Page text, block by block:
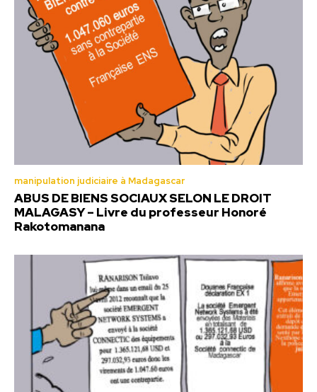
manipulation judiciaire à Madagascar
ABUS DE BIENS SOCIAUX SELON LE DROIT
MALAGASY – Livre du professeur Honoré
Rakotomanana